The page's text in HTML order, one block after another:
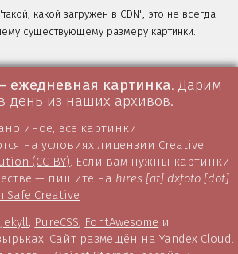
какой загружен в CDN", это не всегда
существующему размеру картинки.
ежедневная картинка. Дарим
день из наших архивов.
иное, все картинки
на условиях лицензии Creative
(CC-BY). Если вам нужны картинки
— пишите на hires [at] dxfoto [dot]
Safe Creative
Jekyll, PureCSS, FontAwesome и
Сайт размещён наYandex Cloud .